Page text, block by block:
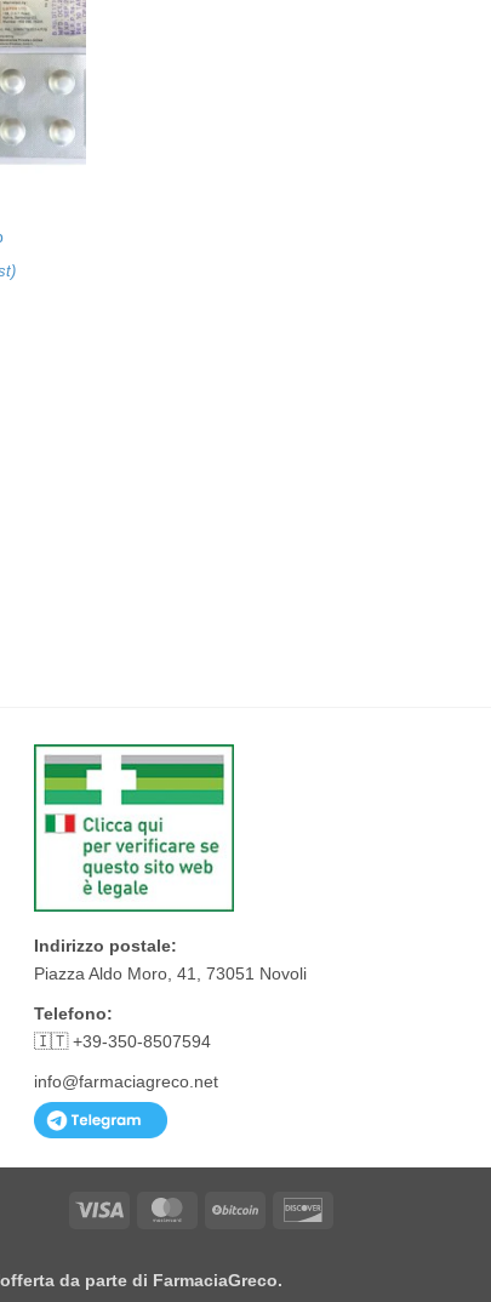
)
Indirizzo postale:
Piazza Aldo Moro, 41, 73051 Novoli
Telefono:
🇮🇹 +39-350-8507594
info@farmaciagreco.net
Visa MasterCardBitCoin
da parte di FarmaciaGreco.